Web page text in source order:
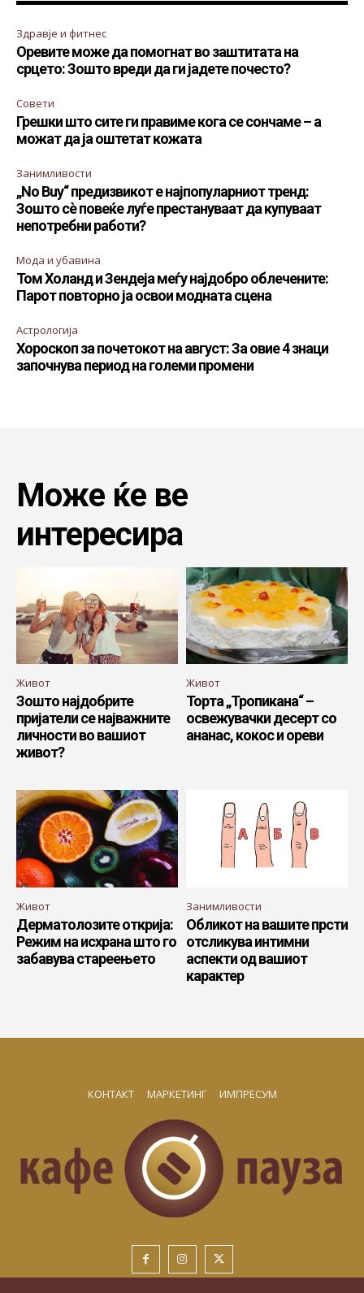
Здравје и фитнес
Оревите може да помогнат во заштитата на
срцето: Зошто вреди да ги јадете почесто?
Совети
Грешки што сите ги правиме кога се сончаме – а
можат да ја оштетат кожата
Занимливости
„No Buy“ предизвикот е најпопуларниот тренд:
Зошто сè повеќе луѓе престануваат да купуваат
непотребни работи?
Мода и убавина
Том Холанд и Зендеја меѓу најдобро облечените:
Парот повторно ја освои модната сцена
Астрологија
Хороскоп за почетокот на август: За овие 4 знаци
започнува период на големи промени
Може ќе ве
интересира
Живот
Зошто најдобрите
пријатели се најважните
личности во вашиот
живот?
Живот
Торта „Тропикана“ –
освежувачки десерт со
ананас, кокос и ореви
Живот
Дерматолозите открија:
Режим на исхрана што го
забавува стареењето
Занимливости
Обликот на вашите прсти
отсликува интимни
аспекти од вашиот
карактер
КОНТАКТ МАРКЕТИНГ ИМПРЕСУМ